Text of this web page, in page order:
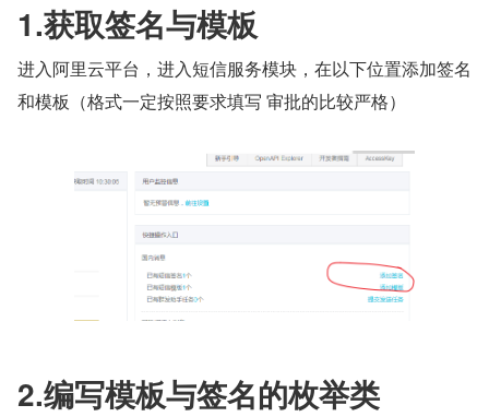
1.获取签名与模板
进入阿里云平台，进入短信服务模块，在以下位置添加签名
和模板（格式一定按照要求填写 审批的比较严格）
2.编写模板与签名的枚举类